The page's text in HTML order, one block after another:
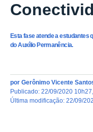
Esta fase atende a estudantes
do Auxílio Permanência.
por Gerônimo Vicente
publicado: 22/09/2020 10h27
última modificação: 22/09/